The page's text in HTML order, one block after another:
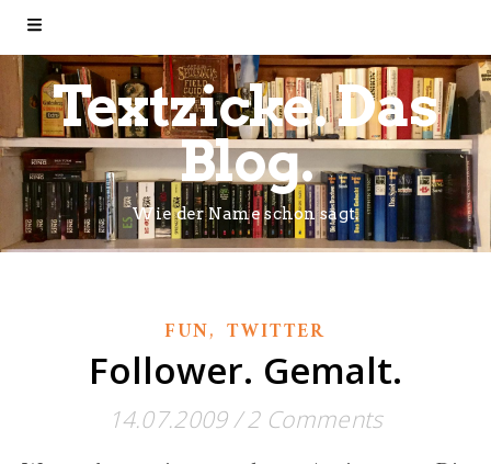
Textzicke. Das
Blog.
Wie der Name schon sagt.
FUN,TWITTER
Follower. Gemalt.
14.07.2009/ 2 Comments